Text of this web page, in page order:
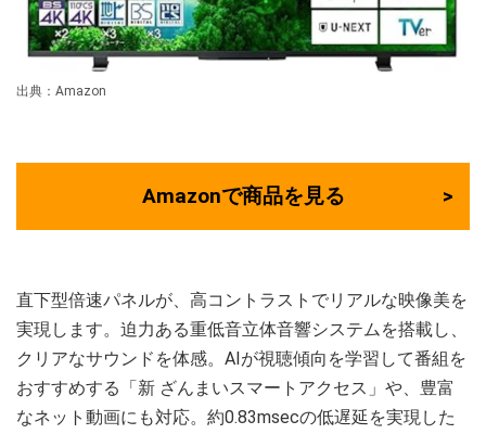
出典：Amazon
Amazonで商品を見る
直下型倍速パネルが、高コントラストでリアルな映像美を
実現します。迫力ある重低音立体音響システムを搭載し、
クリアなサウンドを体感。AIが視聴傾向を学習して番組を
おすすめする「新 ざんまいスマートアクセス」や、豊富
なネット動画にも対応。約0.83msecの低遅延を実現した